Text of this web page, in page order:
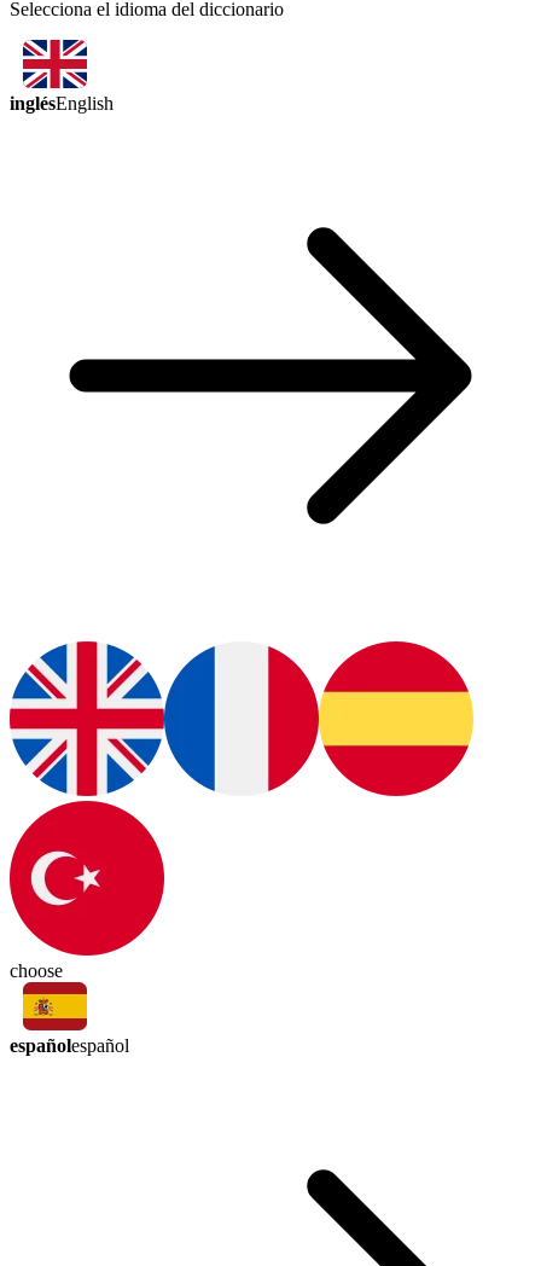
Selecciona el idioma del diccionario
inglésEnglish
choose
españolespañol